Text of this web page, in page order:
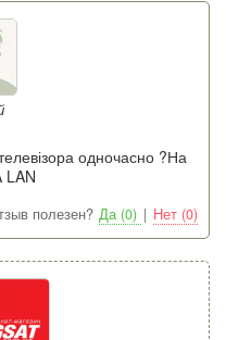
одночасно ?На
LAN
полезен? Да (0) | Нет (0)